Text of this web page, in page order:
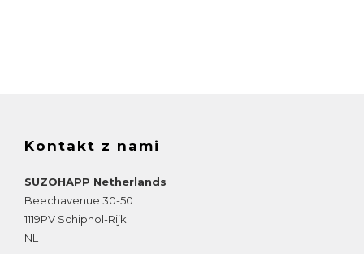
Kontakt z nami
SUZOHAPP Netherlands
Beechavenue 30-50
1119PV Schiphol-Rijk
NL